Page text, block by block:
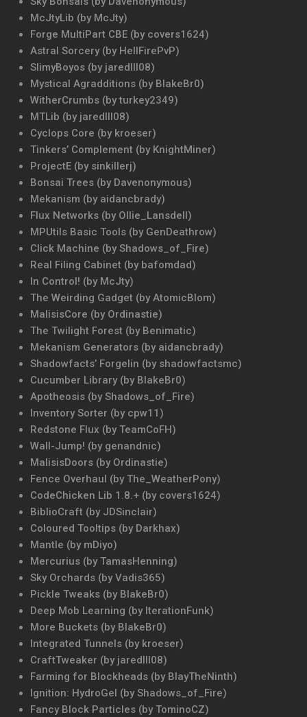
McJtyLib (by McJty)
Forge MultiPart CBE (by covers1624)
Astral Sorcery (by HellFirePvP)
SlimyBoyos (by jaredlll08)
Mystical Agradditions (by BlakeBr0)
WitherCrumbs (by turkey2349)
MTLib (by jaredlll08)
Cyclops Core (by kroeser)
Tinkers’ Complement (by KnightMiner)
ProjectE (by sinkillerj)
Bonsai Trees (by Davenonymous)
Mekanism (by aidancbrady)
Flux Networks (by Ollie_Lansdell)
MPUtils Basic Tools (by GenDeathrow)
Click Machine (by Shadows_of_Fire)
Real Filing Cabinet (by bafomdad)
In Control! (by McJty)
The Weirding Gadget (by AtomicBlom)
MalisisCore (by Ordinastie)
The Twilight Forest (by Benimatic)
Mekanism Generators (by aidancbrady)
Shadowfacts’ Forgelin (by shadowfactsmc)
Cucumber Library (by BlakeBr0)
Apotheosis (by Shadows_of_Fire)
Inventory Sorter (by cpw11)
Redstone Flux (by TeamCoFH)
Wall-Jump! (by genandnic)
MalisisDoors (by Ordinastie)
Fence Overhaul (by The_WeatherPony)
CodeChicken Lib 1.8.+ (by covers1624)
BiblioCraft (by JDSinclair)
Coloured Tooltips (by Darkhax)
Mantle (by mDiyo)
Mercurius (by TamasHenning)
Sky Orchards (by Vadis365)
Pickle Tweaks (by BlakeBr0)
Deep Mob Learning (by IterationFunk)
More Buckets (by BlakeBr0)
Integrated Tunnels (by kroeser)
CraftTweaker (by jaredlll08)
Farming for Blockheads (by BlayTheNinth)
Ignition: HydroGel (by Shadows_of_Fire)
Fancy Block Particles (by TominoCZ)